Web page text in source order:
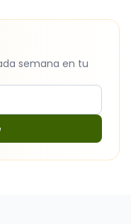
semana en tu